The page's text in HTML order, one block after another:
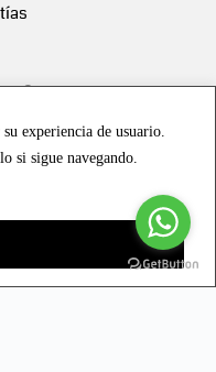
experiencia de usuario.
si sigue navegando.
3 cuotas
Vialmotor